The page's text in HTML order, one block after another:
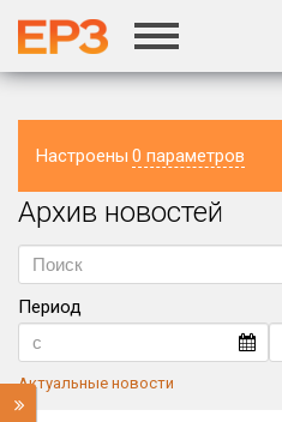
Настроены 0 параметров
Регион
Архив новостей
Период
Актуальные новости